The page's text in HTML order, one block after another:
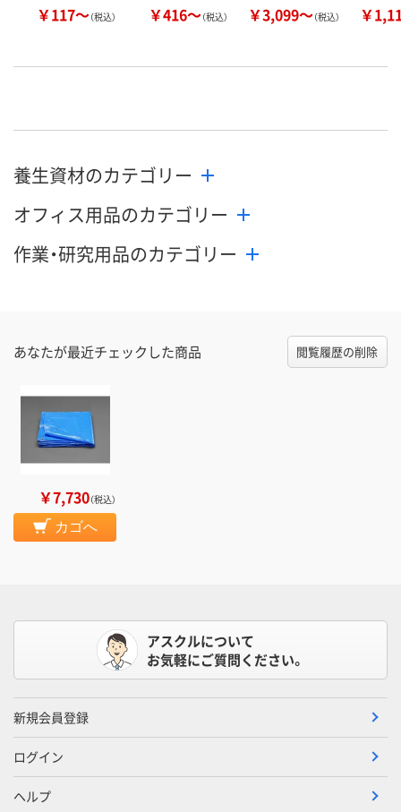
￥117～（税込） ￥416～（税込） ￥3,099～（税込） ￥
養生資材のカテゴリー
オフィス用品のカテゴリー
作業・研究用品のカテゴリー
あなたが最近チェックした商品 閲覧履歴の削除
￥7,730（税込）
カゴへ
アスクルについて
お気軽にご質問ください。
新規会員登録
ログイン
ヘルプ